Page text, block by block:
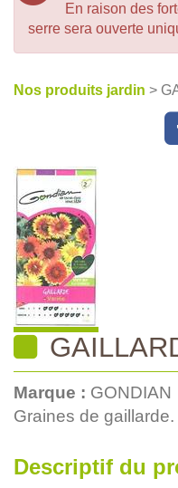
En raison des
serre sera ouverte
Nos produits jardin >
Marque : GONDIAN
Graines de gaillarde.
Descriptif du